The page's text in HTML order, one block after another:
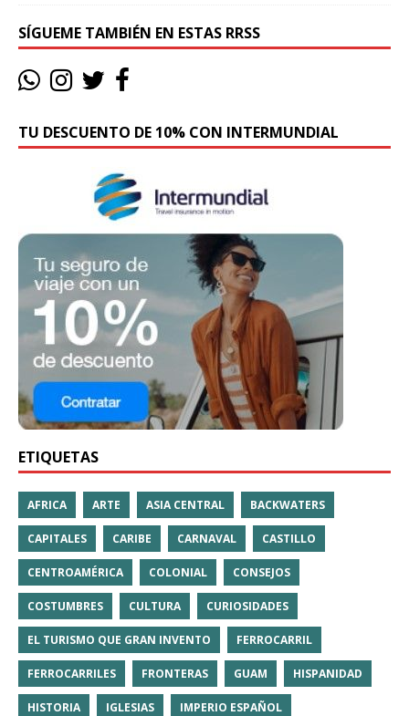
SÍGUEME TAMBIÉN EN ESTAS RRSS
TU DESCUENTO DE 10% CON INTERMUNDIAL
ETIQUETAS
AFRICA ARTE ASIA CENTRAL BACKWATERS
CAPITALES CARIBE CARNAVAL CASTILLO
CENTROAMÉRICA COLONIAL CONSEJOS
COSTUMBRES CULTURA CURIOSIDADES
EL TURISMO QUE GRAN INVENTO FERROCARRIL
FERROCARRILES FRONTERAS GUAM HISPANIDAD
HISTORIA IGLESIAS IMPERIO ESPAÑOL